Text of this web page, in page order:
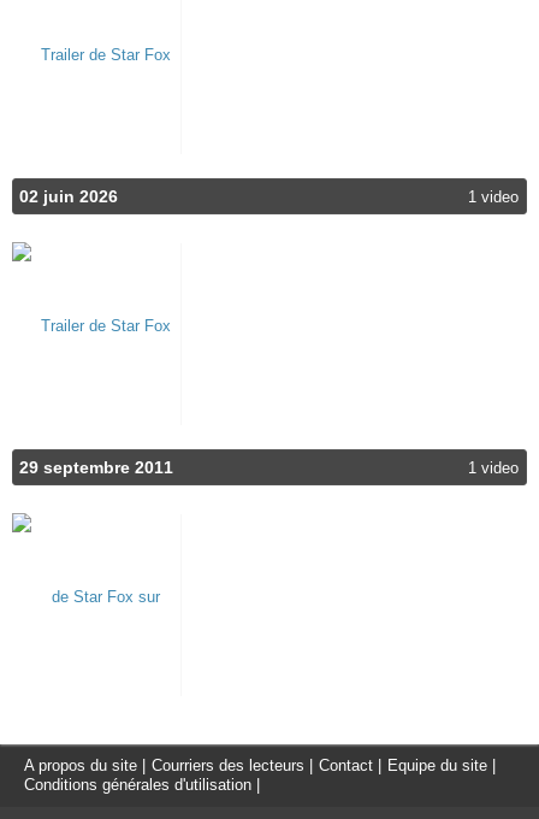
02 juin 2026 1 video
29 septembre 2011 1 video
A propos du site Courriers des lecteurs Contact Equipe du site
Conditions générales d'utilisation